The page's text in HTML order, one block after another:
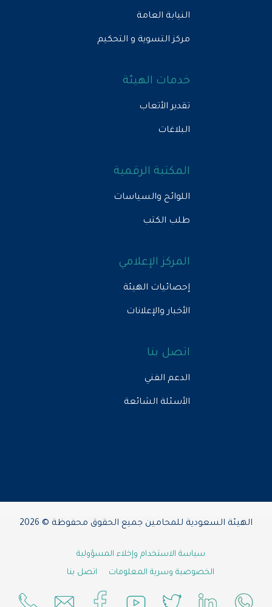
النيابة العامة
مركز التسوية و التحكيم
خدمات الهيئة
تقدير الأتعاب
البلاغات
المكتبة الرقمية
اللوائح والسياسات
طلب الكتب
المركز الإعلامي
إحصائيات الهيئة
الأخبار والإعلانات
اتصل بنا
الدعم الفني
الأسئلة الشائعة
الهيئة السعودية للمحامين جميع الحقوق محفوظة © 2026
سياسة الاستخدام وإخلاء المسؤولية
الخصوصية وسرية المعلومات
اتصل بنا